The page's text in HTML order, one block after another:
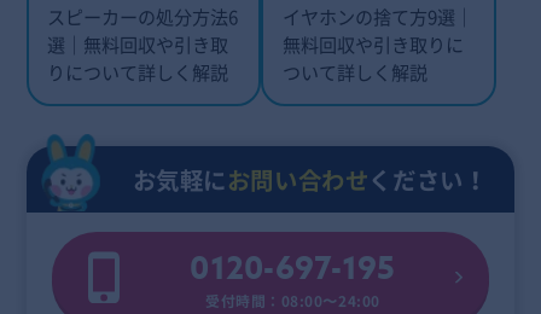
スピーカーの処分方法6
選｜無料回収や引き取
りについて詳しく解説
イヤホンの捨て方9選｜
無料回収や引き取りに
ついて詳しく解説
お気軽にお問い合わせください！
0120-697-195
受付時間：08:00〜24:00